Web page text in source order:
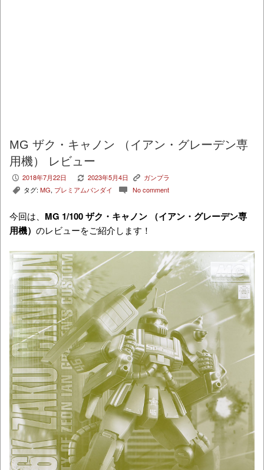
MG ザク・キャノン （イアン・グレーデン専
用機） レビュー
P 2018年7月22日 V 2023年5月4日 K ガンプラ
, タグ: MG, プレミアムバンダイ c No comment
今回は、 MG 1/100 ザク・キャノン （イアン・グレーデン専
用機） のレビューをご紹介します！